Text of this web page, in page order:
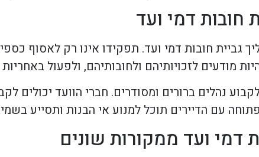
חובות דמי ועד
גביית חובות דמי ועד. תפקידו אינו רק לאסוף
מודעים לזכויותיהם ולחובותיהם, ולפעול
נהלים ברורים ומסודרים. חברי הוועד יכולים
עם הדיירים תוכל למנוע אי הבנות ותסייע
דמי ועד ממקורות שונים